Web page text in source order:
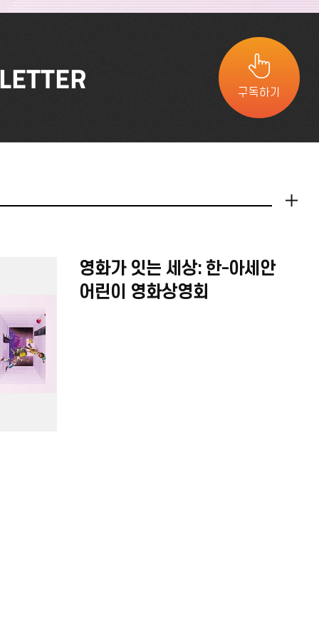
구독하기
영화가 잇는 세상: 한-아세안
어린이 영화상영회
더보기